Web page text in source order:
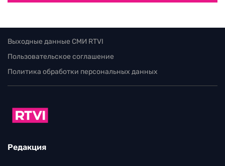
Выходные данные СМИ RTVI
Пользовательское соглашение
Политика обработки персональных данных
Редакция